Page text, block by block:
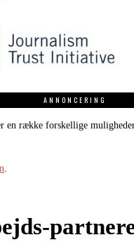
ANNONCERING
en række forskellige